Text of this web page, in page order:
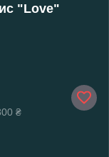
"Love"
₴